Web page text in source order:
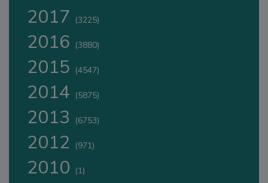
2017 (3225)
2016 (3880)
2015 (4547)
2014 (5875)
2013 (6753)
2012 (971)
2010 (1)